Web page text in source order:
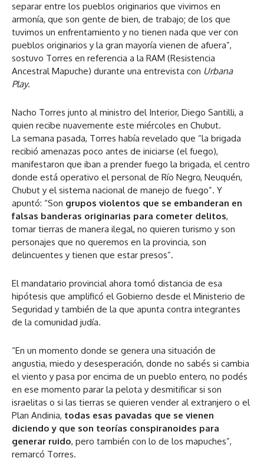
separar entre los pueblos originarios que vivimos en
armonía, que son gente de bien, de trabajo; de los que
tuvimos un enfrentamiento y no tienen nada que ver con
pueblos originarios y la gran mayoría vienen de afuera”,
sostuvo Torres en referencia a la RAM (Resistencia
Ancestral Mapuche) durante una entrevista con Urbana
Play.
Nacho Torres junto al ministro del Interior, Diego Santilli, a
quien recibe nuavemente este miércoles en Chubut.
La semana pasada, Torres había revelado que “la brigada
recibió amenazas poco antes de iniciarse (el fuego),
manifestaron que iban a prender fuego la brigada, el centro
donde está operativo el personal de Río Negro, Neuquén,
Chubut y el sistema nacional de manejo de fuego”. Y
apuntó: “Son grupos violentos que se embanderan en
falsas banderas originarias para cometer delitos,
tomar tierras de manera ilegal, no quieren turismo y son
personajes que no queremos en la provincia, son
delincuentes y tienen que estar presos”.
El mandatario provincial ahora tomó distancia de esa
hipótesis que amplificó el Gobierno desde el Ministerio de
Seguridad y también de la que apunta contra integrantes
de la comunidad judía.
“En un momento donde se genera una situación de
angustia, miedo y desesperación, donde no sabés si cambia
el viento y pasa por encima de un pueblo entero, no podés
en ese momento parar la pelota y desmitificar si son
israelitas o si las tierras se quieren vender al extranjero o el
Plan Andinia, todas esas pavadas que se vienen
diciendo y que son teorías conspiranoides para
generar ruido, pero también con lo de los mapuches”,
remarcó Torres.